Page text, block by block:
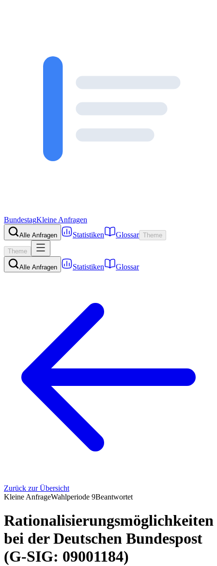
BundestagKleine Anfragen
Alle Anfragen Statistiken Glossar Theme
Theme
Alle Anfragen Statistiken Glossar
Zurück zur Übersicht
Kleine AnfrageWahlperiode 9Beantwortet
Rationalisierungsmöglichkeiten
bei der Deutschen Bundespost
(G-SIG: 09001184)